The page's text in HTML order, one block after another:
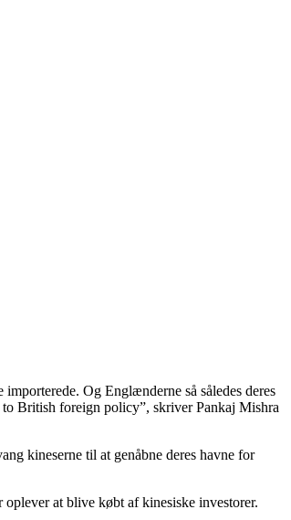
Og Englænderne så således deres
to British foreign policy”, skriver Pankaj Mishra
kineserne til at genåbne deres havne for
at blive købt af kinesiske investorer.